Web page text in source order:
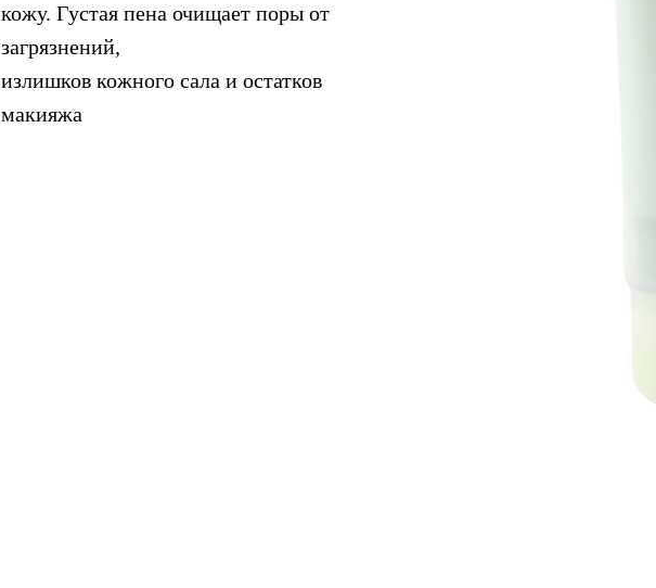
кожу. Густая пена очищает поры от
загрязнений,
излишков кожного сала и остатков
макияжа